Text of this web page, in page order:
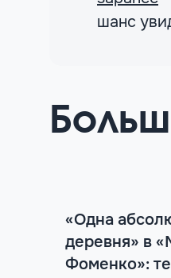
шанс
«Одна
деревня» в
Фоменко»: